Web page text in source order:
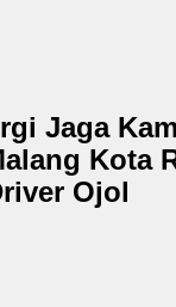
Jaga
Kota
Ojol